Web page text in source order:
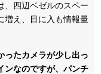
、四辺ベゼルのスペー
増え、目に入も情報量
ったカメラが少し出っ
ンなのですが、パンチ